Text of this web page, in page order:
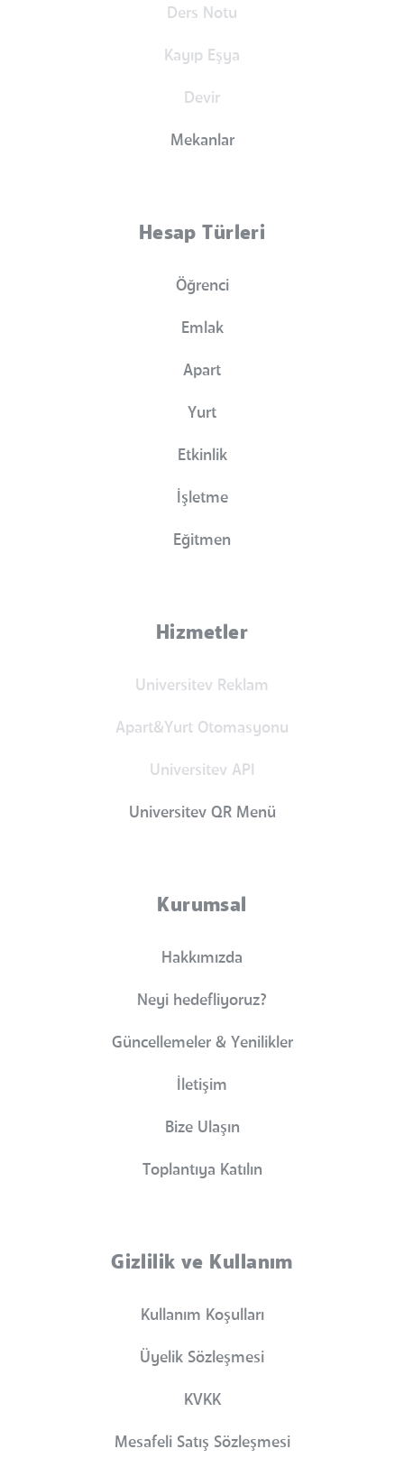
Ders Notu
Kayıp Eşya
Devir
Mekanlar
Hesap Türleri
Öğrenci
Emlak
Apart
Yurt
Etkinlik
İşletme
Eğitmen
Hizmetler
Universitev Reklam
Apart&Yurt Otomasyonu
Universitev API
Universitev QR Menü
Kurumsal
Hakkımızda
Neyi hedefliyoruz?
Güncellemeler & Yenilikler
İletişim
Bize Ulaşın
Toplantıya Katılın
Gizlilik ve Kullanım
Kullanım Koşulları
Üyelik Sözleşmesi
KVKK
Mesafeli Satış Sözleşmesi